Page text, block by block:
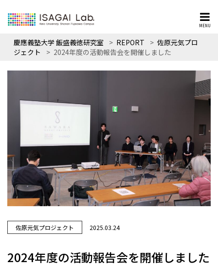
MENU
慶應義塾大学 飯盛義徳研究室 > REPORT > 佐原元気プロ
ジェクト
> 2024年度の活動報告会を開催しました
佐原元気プロジェクト 2025.03.24
2024年度の活動報告会を開催しました